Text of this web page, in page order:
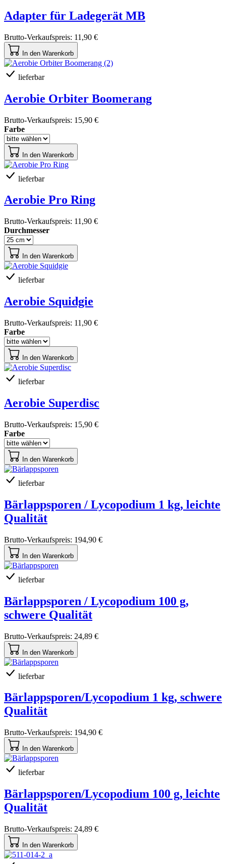
Adapter für Ladegerät MB
Brutto-Verkaufspreis: 11,90 €
In den Warenkorb
lieferbar
Aerobie Orbiter Boomerang
Brutto-Verkaufspreis: 15,90 €
Farbe
In den Warenkorb
lieferbar
Aerobie Pro Ring
Brutto-Verkaufspreis: 11,90 €
Durchmesser
In den Warenkorb
lieferbar
Aerobie Squidgie
Brutto-Verkaufspreis: 11,90 €
Farbe
In den Warenkorb
lieferbar
Aerobie Superdisc
Brutto-Verkaufspreis: 15,90 €
Farbe
In den Warenkorb
lieferbar
Bärlappsporen / Lycopodium 1 kg, leichte
Qualität
Brutto-Verkaufspreis: 194,90 €
In den Warenkorb
lieferbar
Bärlappsporen / Lycopodium 100 g,
schwere Qualität
Brutto-Verkaufspreis: 24,89 €
In den Warenkorb
lieferbar
Bärlappsporen/Lycopodium 1 kg, schwere
Qualität
Brutto-Verkaufspreis: 194,90 €
In den Warenkorb
lieferbar
Bärlappsporen/Lycopodium 100 g, leichte
Qualität
Brutto-Verkaufspreis: 24,89 €
In den Warenkorb